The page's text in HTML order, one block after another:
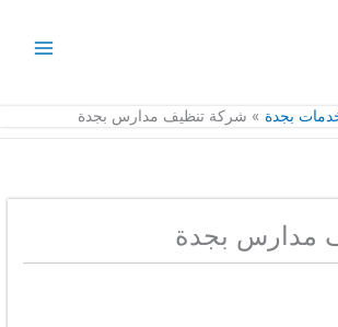
بجدة شركة تنظيف مدارس بجدة
مدارس بجدة